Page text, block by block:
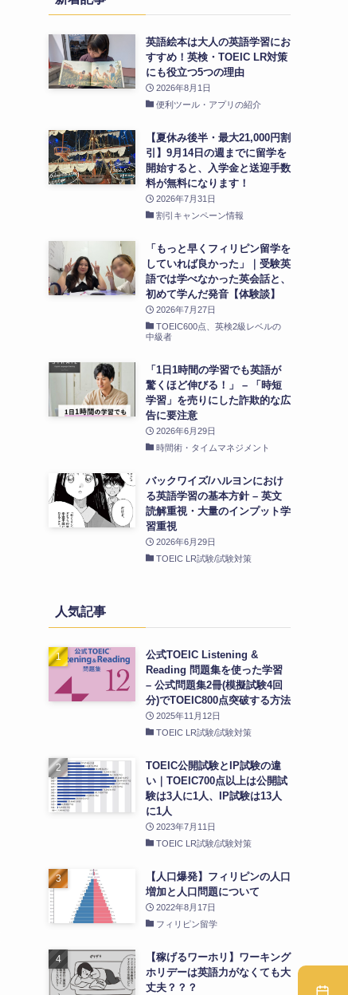
英語絵本は大人の英語学習にお
すすめ！英検・TOEIC LR対策
にも役立つ5つの理由
2026年8月1日
便利ツール・アプリの紹介
【夏休み後半・最大21,000円割
引】9月14日の週までに留学を
開始すると、入学金と送迎手数
料が無料になります！
2026年7月31日
割引キャンペーン情報
「もっと早くフィリピン留学を
していれば良かった」｜受験英
語では学べなかった英会話と、
初めて学んだ発音【体験談】
2026年7月27日
TOEIC600点、英検2級レベルの
中級者
「1日1時間の学習でも英語が
驚くほど伸びる！」 – 「時短
学習」を売りにした詐欺的な広
告に要注意
2026年6月29日
時間術・タイムマネジメント
バックワイズ/ハルヨンにおけ
る英語学習の基本方針 – 英文
読解重視・大量のインプット学
習重視
2026年6月29日
TOEIC LR試験/試験対策
人気記事
公式TOEIC Listening &
Reading 問題集を使った学習
– 公式問題集2冊(模擬試験4回
分)でTOEIC800点突破する方法
2025年11月12日
TOEIC LR試験/試験対策
TOEIC公開試験とIP試験の違
い｜TOEIC700点以上は公開試
験は3人に1人、IP試験は13人
に1人
2023年7月11日
TOEIC LR試験/試験対策
【人口爆発】フィリピンの人口
増加と人口問題について
2022年8月17日
フィリピン留学
【稼げるワーホリ】ワーキング
ホリデーは英語力がなくても大
丈夫？？？